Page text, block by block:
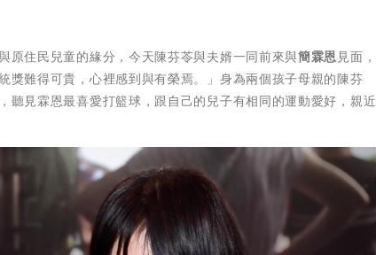
原住民兒童的緣分，今天陳芬苓與夫婿一同前來與簡霖恩 見面，
難得可貴，心裡感到與有榮焉。」身為兩個孩子母親的陳芬
見霖恩最喜愛打籃球，跟自己的兒子有相同的運動愛好，親近